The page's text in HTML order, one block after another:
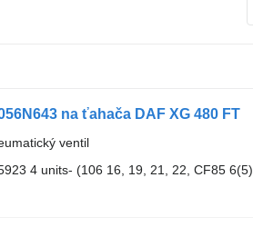
na ťahača DAF XG 480 FT
ventil
4 units- (106 16, 19, 21, 22, CF85 6(5)